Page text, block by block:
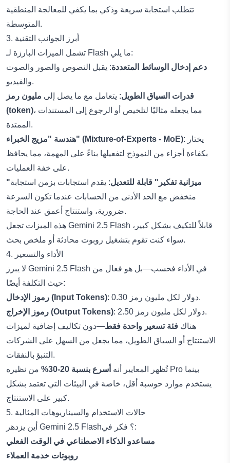
تتطلب استجابة سريعة وذكي بما يكفي للمعالجة المنطقية
المتوسطة.
3. أبرز الجوانب التقنية
تشمل الميزات البارزة لـ Flash ما يلي:
دعم إدخال الوسائط المتعددة: يقبل النصوص والصور والصوت
والفيديو.
قدرات السياق الطويل: يتعامل مع ما يصل إلى مليون رمز
(token)، مما يجعله مثاليًا لتلخيص أو الرجوع إلى المستندات
الممتدة.
هندسة "مزيج الخبراء" (Mixture-of-Experts - MoE): يختار
بكفاءة أجزاء من النموذج لتفعيلها بناءً على المهمة، مما يحافظ
على خفة العمليات.
"ميزانية تفكير" قابلة للتعديل: يقدم استجابات بزمن استجابة
منخفض مع الحد الأدنى من الحسابات عندما تكون السرعة
ضرورية، واستنتاج أعمق عند الحاجة.
هذه الميزات تجعل Gemini 2.5 Flash قابلاً للتكيف بشكل كبير،
سواء كنت تقوم بتشغيل روبوت محادثة أو ملخص بحث.
4. الأداء والتسعير
لا يبرز Gemini 2.5 Flash في الأداء فحسب—بل هو فعال من
حيث التكلفة أيضًا:
رموز الإدخال (Input Tokens)
: 0.30 دولار لكل مليون رمز.
رموز الإخراج (Output Tokens)
: 2.50 دولار لكل مليون رمز.
هناك فئة تسعير واحدة فقط—دون تكاليف إضافية لميزات
الاستنتاج أو السياق الطويل، مما يجعل من السهل على الشركات
التنبؤ بالنفقات.
تُظهر المعايير أنه أسرع بنسبة 20-30%
من نظيره Pro بينما
يستخدم موارد حوسبة أقل، خاصة في البيئات التي تعتمد بشكل
كبير على الاستنتاج.
5. حالات الاستخدام والسيناريوهات المثالية
أين يزدهر Gemini 2.5 Flash؟ فكر في:
مساعدو الذكاء الاصطناعي في الوقت الفعلي
روبوتات خدمة العملاء